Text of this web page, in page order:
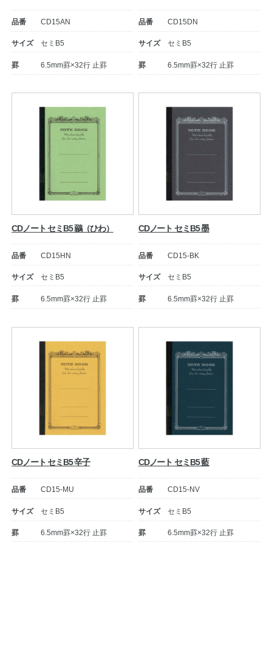
品番 CD15AN
サイズ セミB5
罫 6.5mm罫×32行 止罫
品番 CD15DN
サイズ セミB5
罫 6.5mm罫×32行 止罫
CDノート セミB5 鶸（ひわ）
品番 CD15HN
サイズ セミB5
罫 6.5mm罫×32行 止罫
CDノート セミB5 墨
品番 CD15-BK
サイズ セミB5
罫 6.5mm罫×32行 止罫
CDノート セミB5 辛子
品番 CD15-MU
サイズ セミB5
罫 6.5mm罫×32行 止罫
CDノート セミB5 藍
品番 CD15-NV
サイズ セミB5
罫 6.5mm罫×32行 止罫